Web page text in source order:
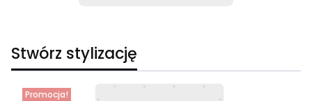
Stwórz stylizację
Promocja!